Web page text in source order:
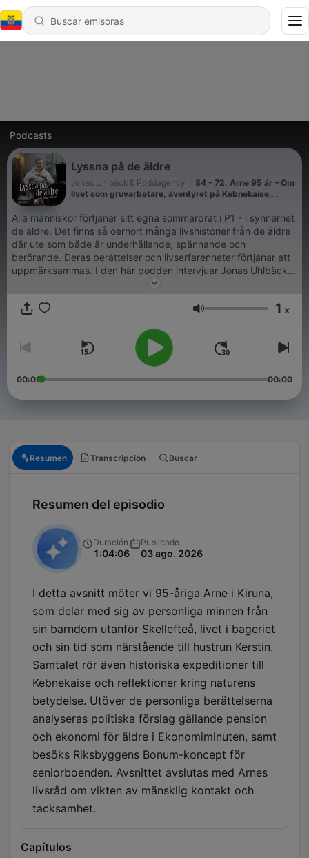
Podcasts
Lyssna på de äldre
Jonas Uhlbäck & Poddagency
84 - 72. Arne 95 år – Om
livet som gruvarbetare, äventyret på Kebnekaise,
barn och våga ställa frågor innan det är försent.
Alla människor förtjänar sitt egna sommarprat i P1 - i synnerhet
de äldre. Det finns så oerhört många livshistorier från de äldre
där ute som både är underhållande, spännande och
berörande. Deras berättelser och livserfarenheter förtjänar att
uppmärksammas. I den här podden intervjuar Jonas Uhlbäck
är både underhållande och berörande på alla sätt och vis! Här
har idag, samtidigt som de integreras med både sin egen och
de yngre generationerna! Kontakt: hello@jonasuhlback.com
Lyssna på de äldre är en produktion av Poddagency
Volumen 1 x
00:00 00:00
Resumen Transcripción Buscar
Resumen del episodio
Duración
1:04:06
Publicado
03 ago. 2026
I detta avsnitt möter vi 95-åriga Arne i Kiruna,
som delar med sig av personliga minnen från
sin barndom utanför Skellefteå, livet i bageriet
och sin tid som närstående till hustrun Kerstin.
Samtalet rör även historiska expeditioner till
Kebnekaise och reflektioner kring naturens
betydelse. Utöver de personliga berättelserna
analyseras politiska förslag gällande pension
och ekonomi för äldre i Ekonomiminuten, samt
besöks Riksbyggens Bonum-koncept för
seniorboenden. Avsnittet avslutas med Arnes
livsråd om vikten av mänsklig kontakt och
tacksamhet.
Capítulos